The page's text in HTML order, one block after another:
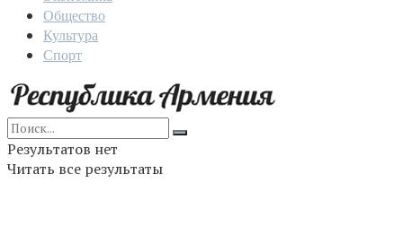
Общество
Культура
Спорт
Результатов нет
Читать все результаты